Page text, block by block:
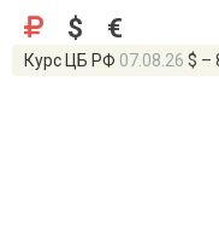
$ €
Курс ЦБ РФ 07.08.26 $ –